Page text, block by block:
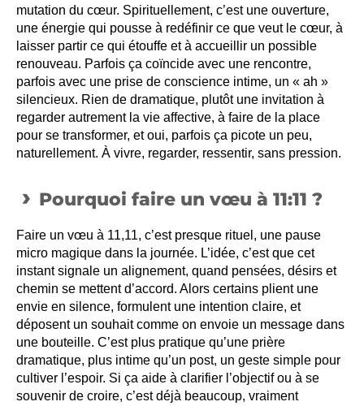
mutation du cœur. Spirituellement, c’est une ouverture,
une énergie qui pousse à redéfinir ce que veut le cœur, à
laisser partir ce qui étouffe et à accueillir un possible
renouveau. Parfois ça coïncide avec une rencontre,
parfois avec une prise de conscience intime, un « ah »
silencieux. Rien de dramatique, plutôt une invitation à
regarder autrement la vie affective, à faire de la place
pour se transformer, et oui, parfois ça picote un peu,
naturellement. À vivre, regarder, ressentir, sans pression.
Pourquoi faire un vœu à 11:11 ?
Faire un vœu à 11,11, c’est presque rituel, une pause
micro magique dans la journée. L’idée, c’est que cet
instant signale un alignement, quand pensées, désirs et
chemin se mettent d’accord. Alors certains plient une
envie en silence, formulent une intention claire, et
déposent un souhait comme on envoie un message dans
une bouteille. C’est plus pratique qu’une prière
dramatique, plus intime qu’un post, un geste simple pour
cultiver l’espoir. Si ça aide à clarifier l’objectif ou à se
souvenir de croire, c’est déjà beaucoup, vraiment